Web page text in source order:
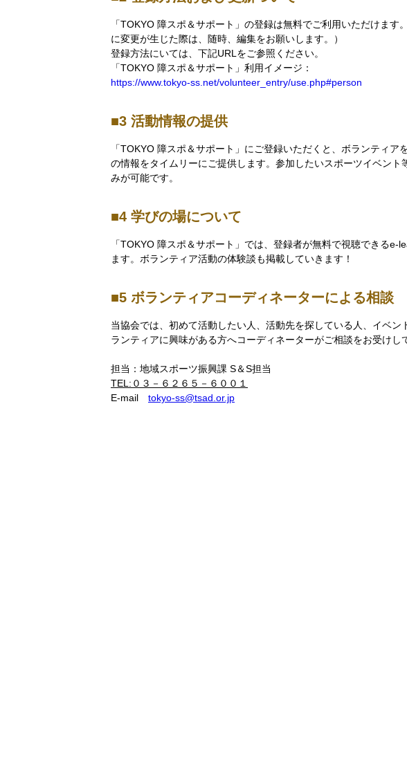
「TOKYO 障スポ＆サポート」の登録は無料でご利用いただけま
に変更が生じた際は、随時、編集をお願いします。）
登録方法にいては、下記URLをご参照ください。
「TOKYO 障スポ＆サポート」利用イメージ：
https://www.tokyo-ss.net/volunteer_entry/use.php#person
3 活動情報の提供
「TOKYO 障スポ＆サポート」にご登録いただくと、ボランティ
の情報をタイムリーにご提供します。参加したいスポーツイベン
みが可能です。
4 学びの場について
「TOKYO 障スポ＆サポート」では、登録者が無料で視聴できるe-
ます。ボランティア活動の体験談も掲載していきます！
5 ボランティアコーディネーターによる相談
当協会では、初めて活動したい人、活動先を探している人、イベ
ランティアに興味がある方へコーディネーターがご相談をお受けし
担当：地域スポーツ振興課 S＆S担当
TEL:０３－６２６５－６００１
E-mail tokyo-ss@tsad.or.jp